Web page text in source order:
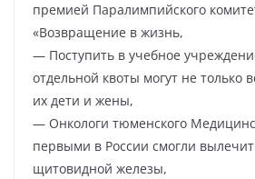
премией Паралимпийского
«Возвращение в жизнь,
— Поступить в учебное
отдельной квоты могут не только
их дети и жены,
— Онкологи тюменского
первыми в России смогли
щитовидной железы,